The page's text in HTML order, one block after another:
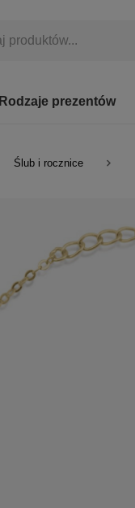
Rodzaje prezentów
Ślub i rocznice